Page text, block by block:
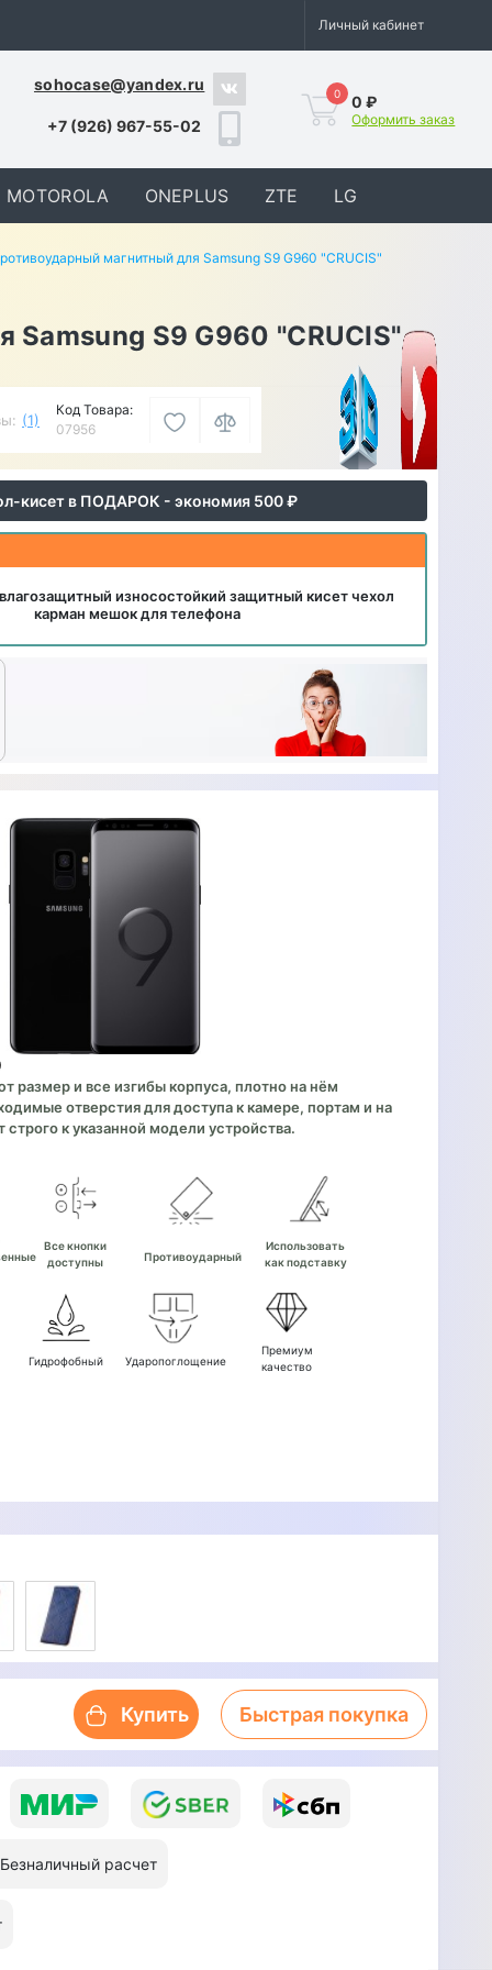
Личный кабинет
sohocase@yandex.ru
+7 (926) 967-55-02
0 0 ₽
Оформить заказ
MOTOROLA ONEPLUS ZTE LG
магнитный для Samsung S9 G960 "CRUCIS"
S9 G960 "CRUCIS"
(1)
Код Товара:
07956
кисет в ПОДАРОК - экономия 500 ₽
износостойкий защитный кисет чехол
карман мешок для телефона
размер и все изгибы корпуса, плотно на нём
отверстия для доступа к камере, портам и на
к указанной модели устройства.
Все кнопки
доступны
Противоударный
Использовать
как подставку
Гидрофобный Ударопоглощение
Премиум
качество
Безналичный расчет
Купить Быстрая покупка